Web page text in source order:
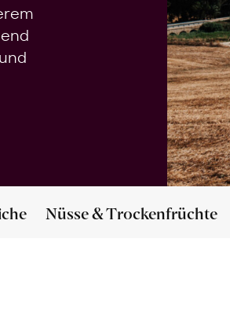
Nüsse & Trockenfrüchte